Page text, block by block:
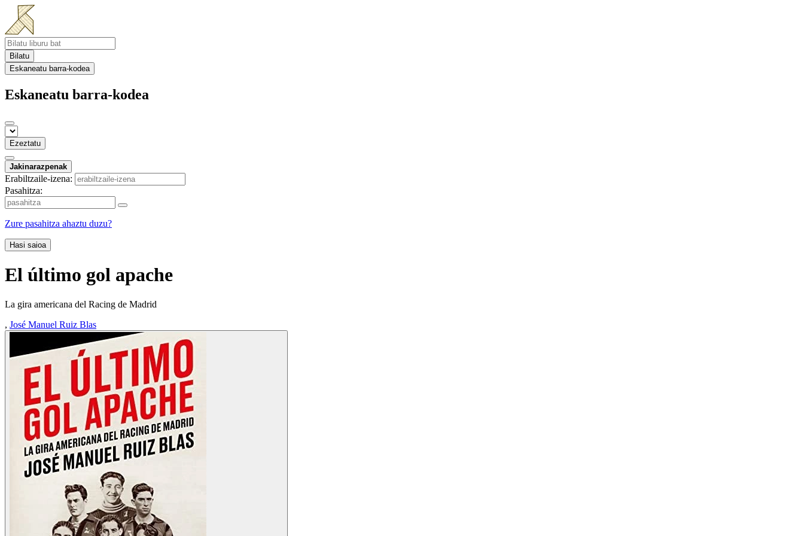
Bilatu
Eskaneatu barra-kodea
Eskaneatu barra-kodea
Ezeztatu
Jakinarazpenak
Erabiltzaile-izena:
Pasahitza:
Zure pasahitza ahaztu duzu?
Hasi saioa
El último gol apache
La gira americana del Racing de Madrid
, José Manuel Ruiz Blas